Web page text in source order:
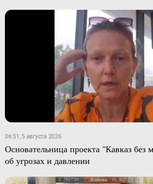
06:51, 5 августа 2026
Основательница проекта "Кавказ без
об угрозах и давлении